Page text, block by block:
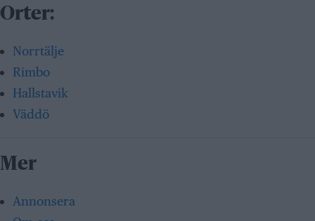
Orter:
Norrtälje
Rimbo
Hallstavik
Väddö
Mer
Annonsera